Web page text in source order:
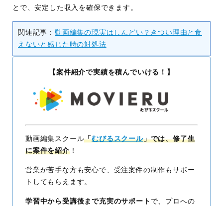
とで、安定した収入を確保できます。
関連記事： 動画編集の現実はしんどい？きつい理由と食
えないと感じた時の対処法
【案件紹介で実績を積んでいける！】
動画編集スクール「むびるスクール」では、修了生
に案件を紹介！
営業が苦手な方も安心で、受注案件の制作もサポー
トしてもらえます。
学習中から受講後まで充実のサポート で、プロへの